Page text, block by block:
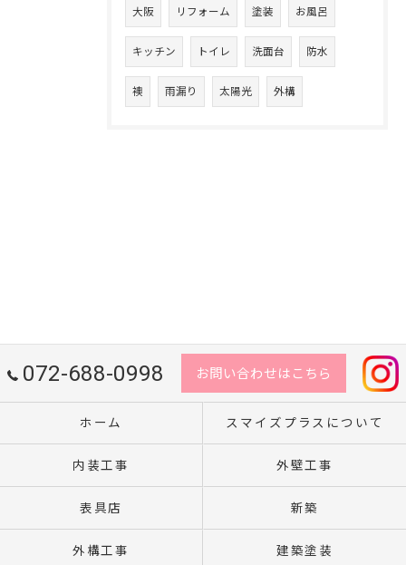
大阪 リフォーム 塗装 お風呂
キッチン トイレ 洗面台 防水
襖 雨漏り 太陽光 外構
072-688-0998 お問い合わせはこちら
ホーム スマイズプラスについて
内装工事 外壁工事
表具店 新築
外構工事 建築塗装